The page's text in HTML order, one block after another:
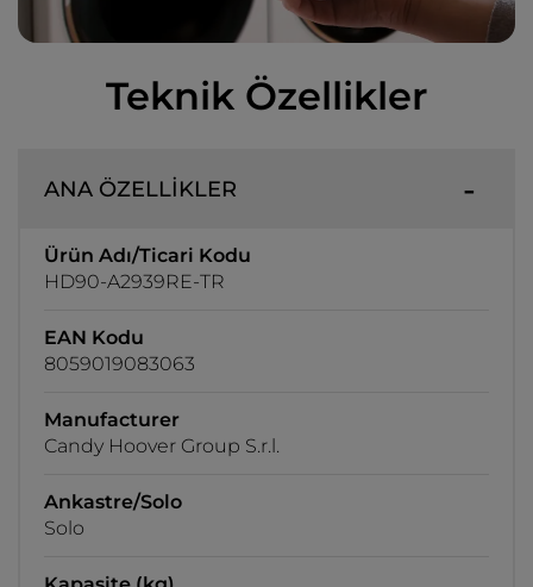
Teknik Özellikler
ANA ÖZELLİKLER
Ürün Adı/Ticari Kodu
HD90-A2939RE-TR
EAN Kodu
8059019083063
Manufacturer
Candy Hoover Group S.r.l.
Ankastre/Solo
Solo